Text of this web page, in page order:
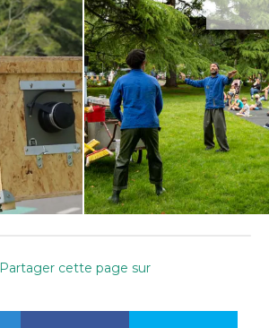
Partager cette page sur